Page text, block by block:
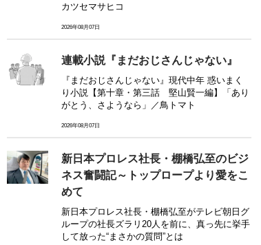
カツセマサヒコ
2026年08月07日
連載小説『まだおじさんじゃない』
『まだおじさんじゃない』現代中年 惑いまく
り小説【第十章・第三話 堅山賢一編】「あり
がとう、さようなら」／鳥トマト
2026年08月07日
新日本プロレス社長・棚橋弘至のビジ
ネス奮闘記～トップロープより愛をこ
めて
新日本プロレス社長・棚橋弘至がテレビ朝日グ
ループの社長ズラリ20人を前に、真っ先に挙手
して放った“まさかの質問”とは